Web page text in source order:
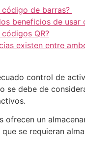
código de barras?
beneficios de
QR?
existen entre
control de
se debe de
ofrecen un
se requieran